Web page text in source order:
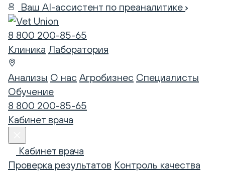
Ваш AI-ассистент по преаналитике
8 800 200-85-65
Клиника Лаборатория
Анализы О нас Агробизнес Специалисты
Обучение
8 800 200-85-65
Кабинет врача
Кабинет врача
Проверка результатов Контроль качества